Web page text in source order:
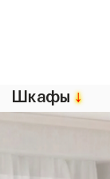
Шкафы↓